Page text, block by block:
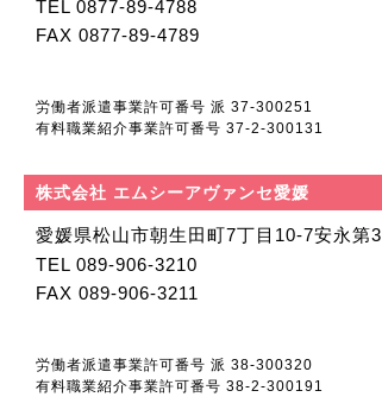
TEL 0877-89-4788
FAX 0877-89-4789
労働者派遣事業許可番号 派 37-300251
有料職業紹介事業許可番号 37-2-300131
株式会社 エムシーアヴァンセ愛媛
愛媛県松山市朝生田町7丁目10-7安永第
TEL 089-906-3210
FAX 089-906-3211
労働者派遣事業許可番号 派 38-300320
有料職業紹介事業許可番号 38-2-300191